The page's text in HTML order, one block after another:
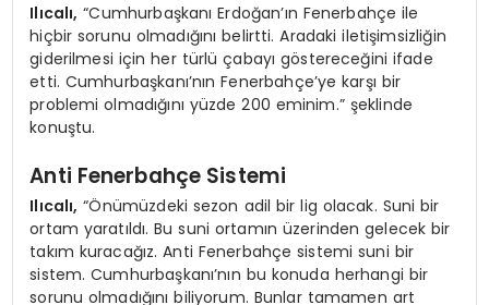
Ilıcalı, “Cumhurbaşkanı Erdoğan’ın Fenerbahçe ile
hiçbir sorunu olmadığını belirtti. Aradaki iletişimsizliğin
giderilmesi için her türlü çabayı göstereceğini ifade
etti. Cumhurbaşkanı’nın Fenerbahçe’ye karşı bir
problemi olmadığını yüzde 200 eminim.” şeklinde
konuştu.
Anti Fenerbahçe Sistemi
Ilıcalı, “Önümüzdeki sezon adil bir lig olacak. Suni bir
ortam yaratıldı. Bu suni ortamın üzerinden gelecek bir
takım kuracağız. Anti Fenerbahçe sistemi suni bir
sistem. Cumhurbaşkanı’nın bu konuda herhangi bir
sorunu olmadığını biliyorum. Bunlar tamamen art